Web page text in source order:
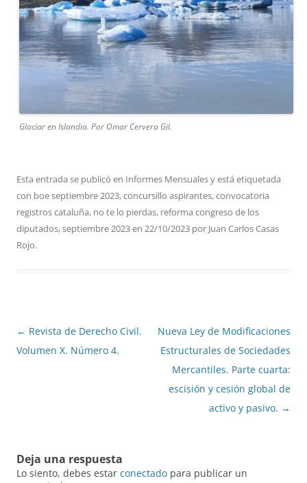
Glaciar en Islandia. Por Omar Cervera Gil.
Esta entrada se publicó en Informes Mensualesy está etiquetada
con boe septiembre 2023,concursillo aspirantes,convocatoria
registros cataluña, no te lo pierdas, reforma congreso de los
diputados,septiembre 2023en 22/10/2023 por Juan Carlos Casas
Rojo.
Navegación
de
← Revista de Derecho Civil.
Volumen X. Número 4.
Nueva Ley de Modificaciones
Estructurales de Sociedades
Mercantiles. Parte cuarta:
escisión y cesión global de
activo y pasivo. →
Deja una respuesta
Lo siento, debes estar conectado para publicar un